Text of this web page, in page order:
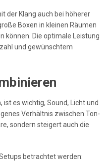
der Klang auch bei höherer
Boxen in kleinen Räumen
können. Die optimale Leistung
und gewünschtem
es wichtig, Sound, Licht und
Verhältnis zwischen Ton-
sondern steigert auch die
betrachtet werden: